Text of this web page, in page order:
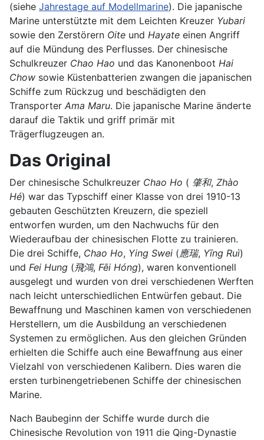
(siehe Jahrestage auf Modellmarine). Die japanische
Marine unterstützte mit dem Leichten Kreuzer Yubari
sowie den Zerstörern Oite und Hayate einen Angriff
auf die Mündung des Perflusses. Der chinesische
Schulkreuzer Chao Hao und das Kanonenboot Hai
Chow sowie Küstenbatterien zwangen die japanischen
Schiffe zum Rückzug und beschädigten den
Transporter Ama Maru. Die japanische Marine änderte
darauf die Taktik und griff primär mit
Trägerflugzeugen an.
Das Original
Der chinesische Schulkreuzer Chao Ho ( 肇和, Zhào
Hé) war das Typschiff einer Klasse von drei 1910-13
gebauten Geschützten Kreuzern, die speziell
entworfen wurden, um den Nachwuchs für den
Wiederaufbau der chinesischen Flotte zu trainieren.
Die drei Schiffe, Chao Ho, Ying Swei (應瑞, Yīng Ruì)
und Fei Hung (飛鴻, Fēi Hóng), waren konventionell
ausgelegt und wurden von drei verschiedenen Werften
nach leicht unterschiedlichen Entwürfen gebaut. Die
Bewaffnung und Maschinen kamen von verschiedenen
Herstellern, um die Ausbildung an verschiedenen
Systemen zu ermöglichen. Aus den gleichen Gründen
erhielten die Schiffe auch eine Bewaffnung aus einer
Vielzahl von verschiedenen Kalibern. Dies waren die
ersten turbinengetriebenen Schiffe der chinesischen
Marine.
Nach Baubeginn der Schiffe wurde durch die
Chinesische Revolution von 1911 die Qing-Dynastie